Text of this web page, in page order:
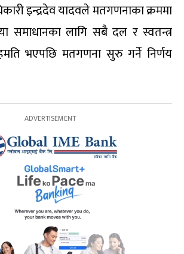
इन्द्रदेव यादवले मतगणनाका क्रममा
समाधानका लागि सबै दल र स्वतन्त्र
भएपछि मतगणना सुरु गर्ने निर्णय